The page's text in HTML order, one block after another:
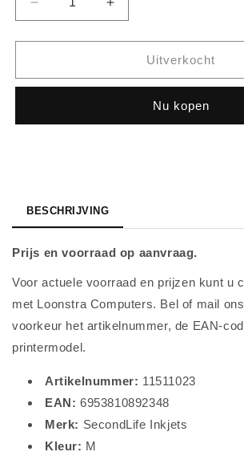
Aantal
verlagen
voor
-
121
Aantal
verhogen
voor
SecondLife
-
121
Uitverkocht
Nu kopen
BESCHRIJVING
Prijs en voorraad op aanvraag.
Voor actuele voorraad en prijzen kunt u
met Loonstra Computers. Bel of mail
voorkeur het artikelnummer, de EAN-
printermodel.
Artikelnummer: 11511023
EAN: 6953810892348
Merk: SecondLife Inkjets
Kleur: M